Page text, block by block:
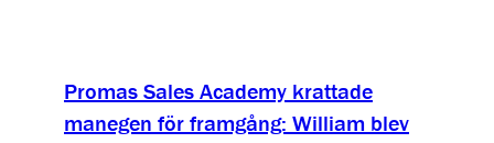
Promas Sales Academy krattade
manegen för framgång: William blev